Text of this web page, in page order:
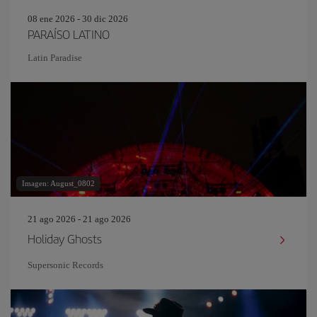
08 ene 2026 - 30 dic 2026
PARAÍSO LATINO
Latin Paradise
Imagen: August_0802
21 ago 2026 - 21 ago 2026
Holiday Ghosts
Supersonic Records